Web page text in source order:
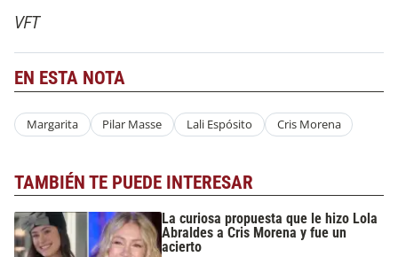
VFT
EN ESTA NOTA
Margarita Pilar Masse Lali Espósito Cris Morena
TAMBIÉN TE PUEDE INTERESAR
La curiosa propuesta que le hizo Lola
Abraldes a Cris Morena y fue un
acierto